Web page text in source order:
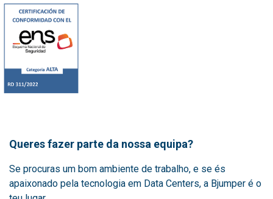
Queres fazer parte da nossa equipa?